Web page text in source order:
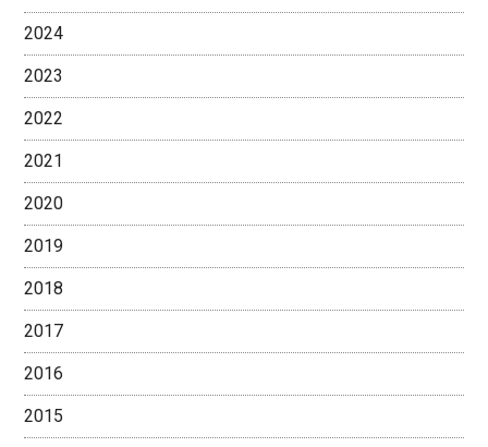
2024
2023
2022
2021
2020
2019
2018
2017
2016
2015